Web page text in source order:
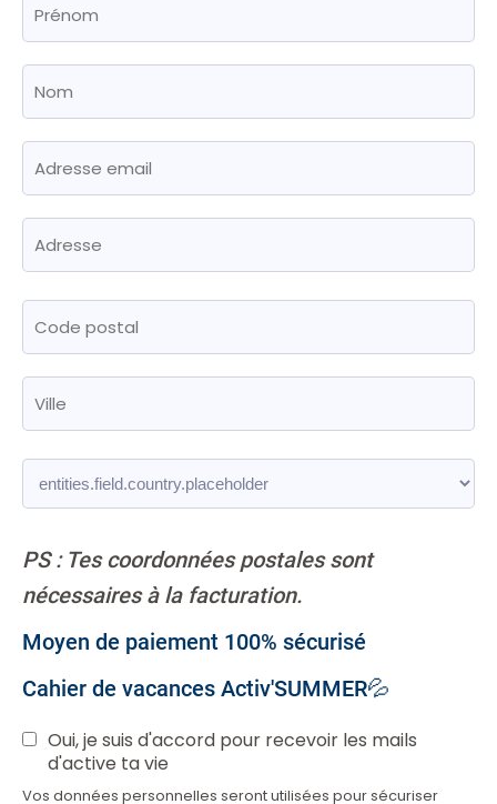
PS : Tes coordonnées postales sont
nécessaires à la facturation.
Moyen de paiement 100% sécurisé
Cahier de vacances Activ'SUMMER💦
Oui, je suis d'accord pour recevoir les mails
d'active ta vie
Vos données personnelles seront utilisées pour sécuriser